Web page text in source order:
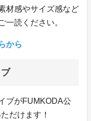
材感やサイズ感など
一読ください。
から
ブがFUMKODA公
だけます！